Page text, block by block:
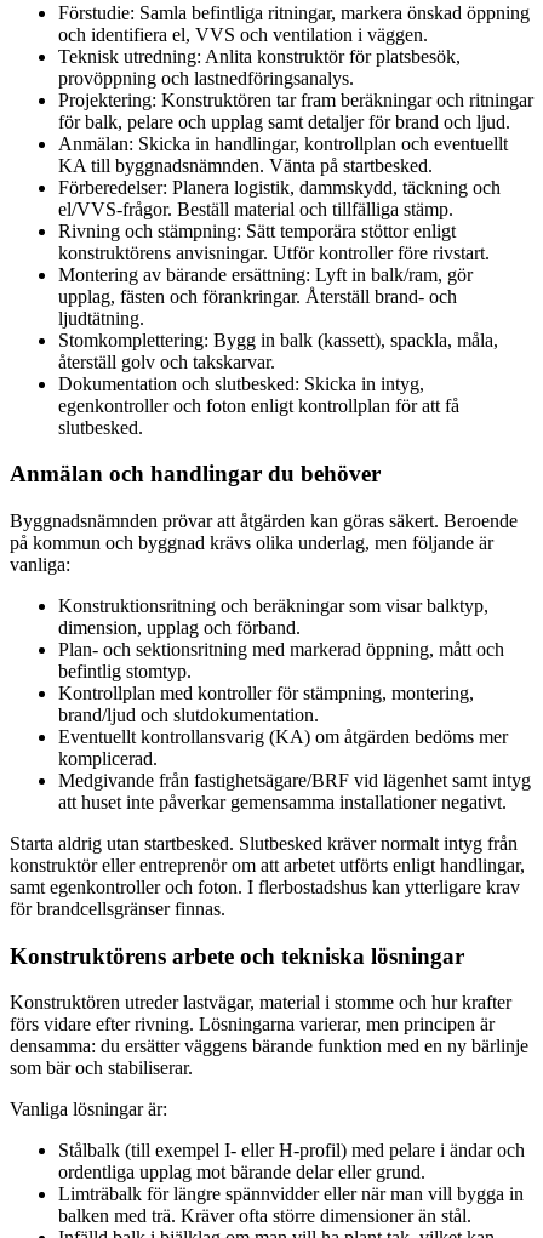
Förstudie: Samla befintliga ritningar, markera önskad öppning
och identifiera el, VVS och ventilation i väggen.
Teknisk utredning: Anlita konstruktör för platsbesök,
provöppning och lastnedföringsanalys.
Projektering: Konstruktören tar fram beräkningar och ritningar
för balk, pelare och upplag samt detaljer för brand och ljud.
Anmälan: Skicka in handlingar, kontrollplan och eventuellt
KA till byggnadsnämnden. Vänta på startbesked.
Förberedelser: Planera logistik, dammskydd, täckning och
el/VVS-frågor. Beställ material och tillfälliga stämp.
Rivning och stämpning: Sätt temporära stöttor enligt
konstruktörens anvisningar. Utför kontroller före rivstart.
Montering av bärande ersättning: Lyft in balk/ram, gör
upplag, fästen och förankringar. Återställ brand- och
ljudtätning.
Stomkomplettering: Bygg in balk (kassett), spackla, måla,
återställ golv och takskarvar.
Dokumentation och slutbesked: Skicka in intyg,
egenkontroller och foton enligt kontrollplan för att få
slutbesked.
Anmälan och handlingar du behöver
Byggnadsnämnden prövar att åtgärden kan göras säkert. Beroende
på kommun och byggnad krävs olika underlag, men följande är
vanliga:
Konstruktionsritning och beräkningar som visar balktyp,
dimension, upplag och förband.
Plan- och sektionsritning med markerad öppning, mått och
befintlig stomtyp.
Kontrollplan med kontroller för stämpning, montering,
brand/ljud och slutdokumentation.
Eventuellt kontrollansvarig (KA) om åtgärden bedöms mer
komplicerad.
Medgivande från fastighetsägare/BRF vid lägenhet samt intyg
att huset inte påverkar gemensamma installationer negativt.
Starta aldrig utan startbesked. Slutbesked kräver normalt intyg från
konstruktör eller entreprenör om att arbetet utförts enligt handlingar,
samt egenkontroller och foton. I flerbostadshus kan ytterligare krav
för brandcellsgränser finnas.
Konstruktörens arbete och tekniska lösningar
Konstruktören utreder lastvägar, material i stomme och hur krafter
förs vidare efter rivning. Lösningarna varierar, men principen är
densamma: du ersätter väggens bärande funktion med en ny bärlinje
som bär och stabiliserar.
Vanliga lösningar är:
Stålbalk (till exempel I- eller H-profil) med pelare i ändar och
ordentliga upplag mot bärande delar eller grund.
Limträbalk för längre spännvidder eller när man vill bygga in
balken med trä. Kräver ofta större dimensioner än stål.